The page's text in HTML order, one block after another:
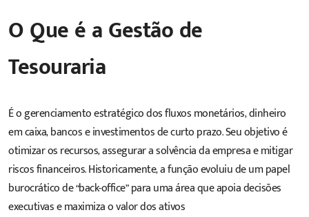
O Que é a Gestão de
Tesouraria
É o gerenciamento estratégico dos fluxos monetários, dinheiro
em caixa, bancos e investimentos de curto prazo. Seu objetivo é
otimizar os recursos, assegurar a solvência da empresa e mitigar
riscos financeiros. Historicamente, a função evoluiu de um papel
burocrático de “back-office” para uma área que apoia decisões
executivas e maximiza o valor dos ativos